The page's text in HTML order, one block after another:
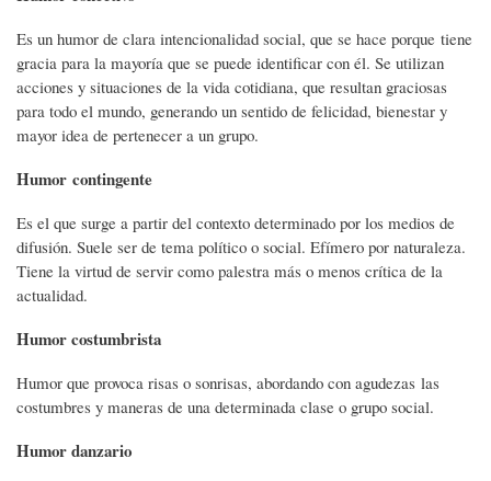
Es un humor de clara intencionalidad social, que se hace porque tiene
gracia para la mayoría que se puede identificar con él. Se utilizan
acciones y situaciones de la vida cotidiana, que resultan graciosas
para todo el mundo, generando un sentido de felicidad, bienestar y
mayor idea de pertenecer a un grupo.
Humor contingente
Es el que surge a partir del contexto determinado por los medios de
difusión. Suele ser de tema político o social. Efímero por naturaleza.
Tiene la virtud de servir como palestra más o menos crítica de la
actualidad.
Humor costumbrista
Humor que provoca risas o sonrisas, abordando con agudezas las
costumbres y maneras de una determinada clase o grupo social.
Humor danzario